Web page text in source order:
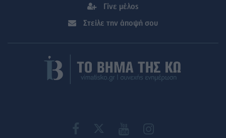
Γίνε μέλος
Στείλε την άποψή σου